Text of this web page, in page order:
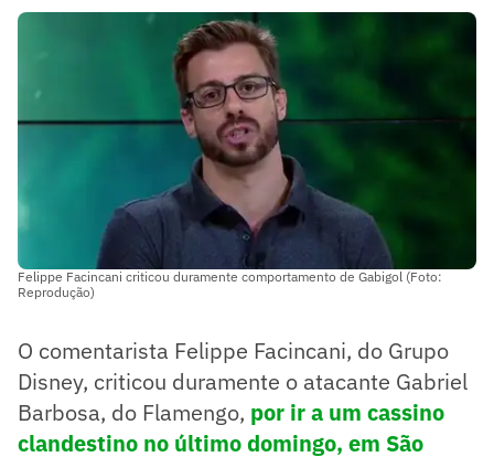
Felippe Facincani criticou duramente comportamento de Gabigol (Foto:
Reprodução)
O comentarista Felippe Facincani, do Grupo
Disney, criticou duramente o atacante Gabriel
Barbosa, do Flamengo, por ir a um cassino
clandestino no último domingo, em São